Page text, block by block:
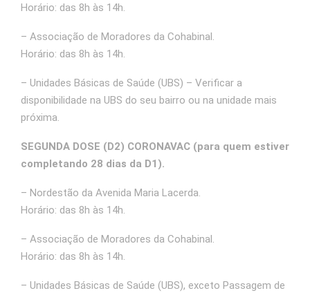
Horário: das 8h às 14h.
– Associação de Moradores da Cohabinal.
Horário: das 8h às 14h.
– Unidades Básicas de Saúde (UBS) – Verificar a
disponibilidade na UBS do seu bairro ou na unidade mais
próxima.
SEGUNDA DOSE (D2) CORONAVAC (para quem estiver
completando 28 dias da D1).
– Nordestão da Avenida Maria Lacerda.
Horário: das 8h às 14h.
– Associação de Moradores da Cohabinal.
Horário: das 8h às 14h.
– Unidades Básicas de Saúde (UBS), exceto Passagem de